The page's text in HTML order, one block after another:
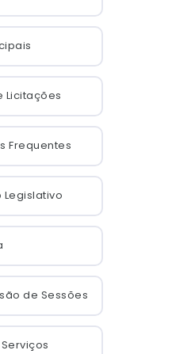
Licitações
Frequentes
Legislativo
de Sessões